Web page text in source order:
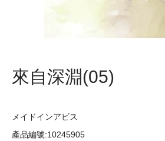
來自深淵(05)
メイドインアビス
產品編號:10245905